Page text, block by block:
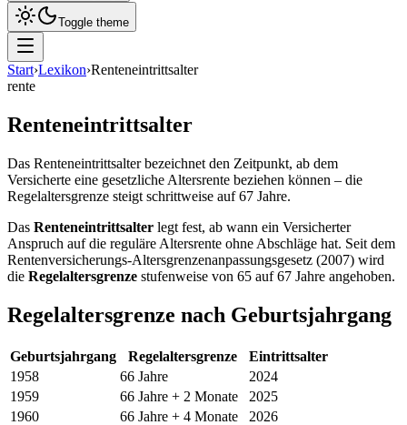
Toggle theme
Start›Lexikon›Renteneintrittsalter
rente
Renteneintrittsalter
Das Renteneintrittsalter bezeichnet den Zeitpunkt, ab dem
Versicherte eine gesetzliche Altersrente beziehen können – die
Regelaltersgrenze steigt schrittweise auf 67 Jahre.
Das Renteneintrittsalter legt fest, ab wann ein Versicherter
Anspruch auf die reguläre Altersrente ohne Abschläge hat. Seit dem
Rentenversicherungs-Altersgrenzenanpassungsgesetz (2007) wird
die Regelaltersgrenze stufenweise von 65 auf 67 Jahre angehoben.
Regelaltersgrenze nach Geburtsjahrgang
Geburtsjahrgang Regelaltersgrenze
Eintrittsalter
1958
66 Jahre
2024
1959
66 Jahre + 2 Monate
2025
1960
66 Jahre + 4 Monate
2026